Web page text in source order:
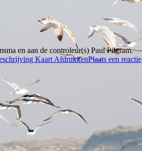
en aan de controleur(s) Paul Pilgram.
Kaart AfdrukkenPlaats een reactie